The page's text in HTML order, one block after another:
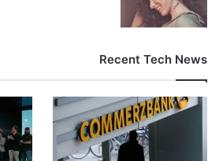
Recent Tech News